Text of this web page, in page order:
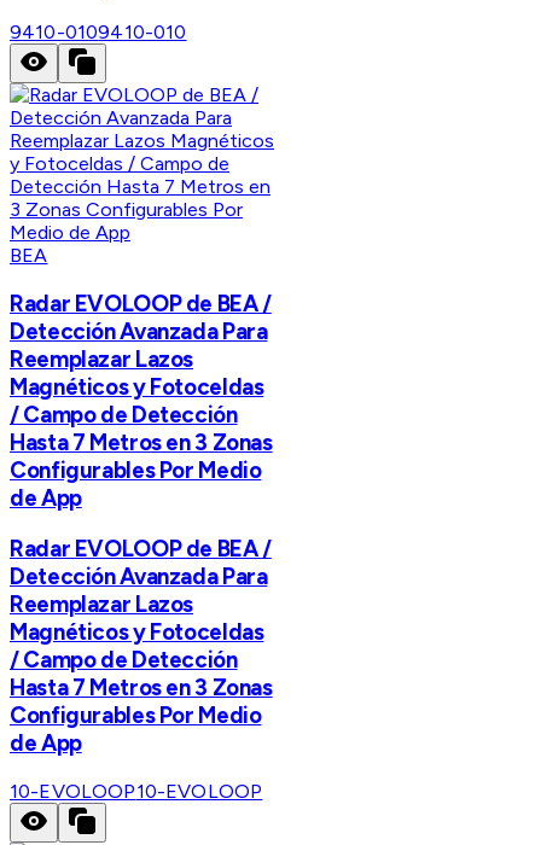
9410-0109410-010
BEA
Radar EVOLOOP de BEA /
Detección Avanzada Para
Reemplazar Lazos
Magnéticos y Fotoceldas
/ Campo de Detección
Hasta 7 Metros en 3 Zonas
Configurables Por Medio
de App
Radar EVOLOOP de BEA /
Detección Avanzada Para
Reemplazar Lazos
Magnéticos y Fotoceldas
/ Campo de Detección
Hasta 7 Metros en 3 Zonas
Configurables Por Medio
de App
10-EVOLOOP10-EVOLOOP